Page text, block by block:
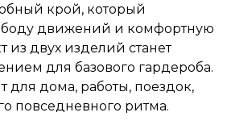
крой, который
движений и комфортную
из двух изделий станет
для базового гардероба.
для дома, работы, поездок,
повседневного ритма.